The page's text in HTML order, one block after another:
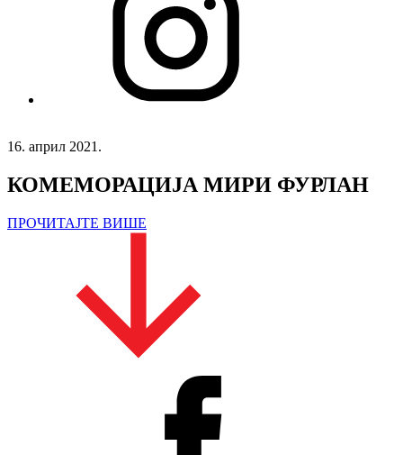
16. април 2021.
КОМЕМОРАЦИЈА МИРИ ФУРЛАН
ПРОЧИТАЈТЕ ВИШЕ